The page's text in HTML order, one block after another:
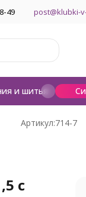
49 post@klubki-
и шитья
Артикул:714-7
с